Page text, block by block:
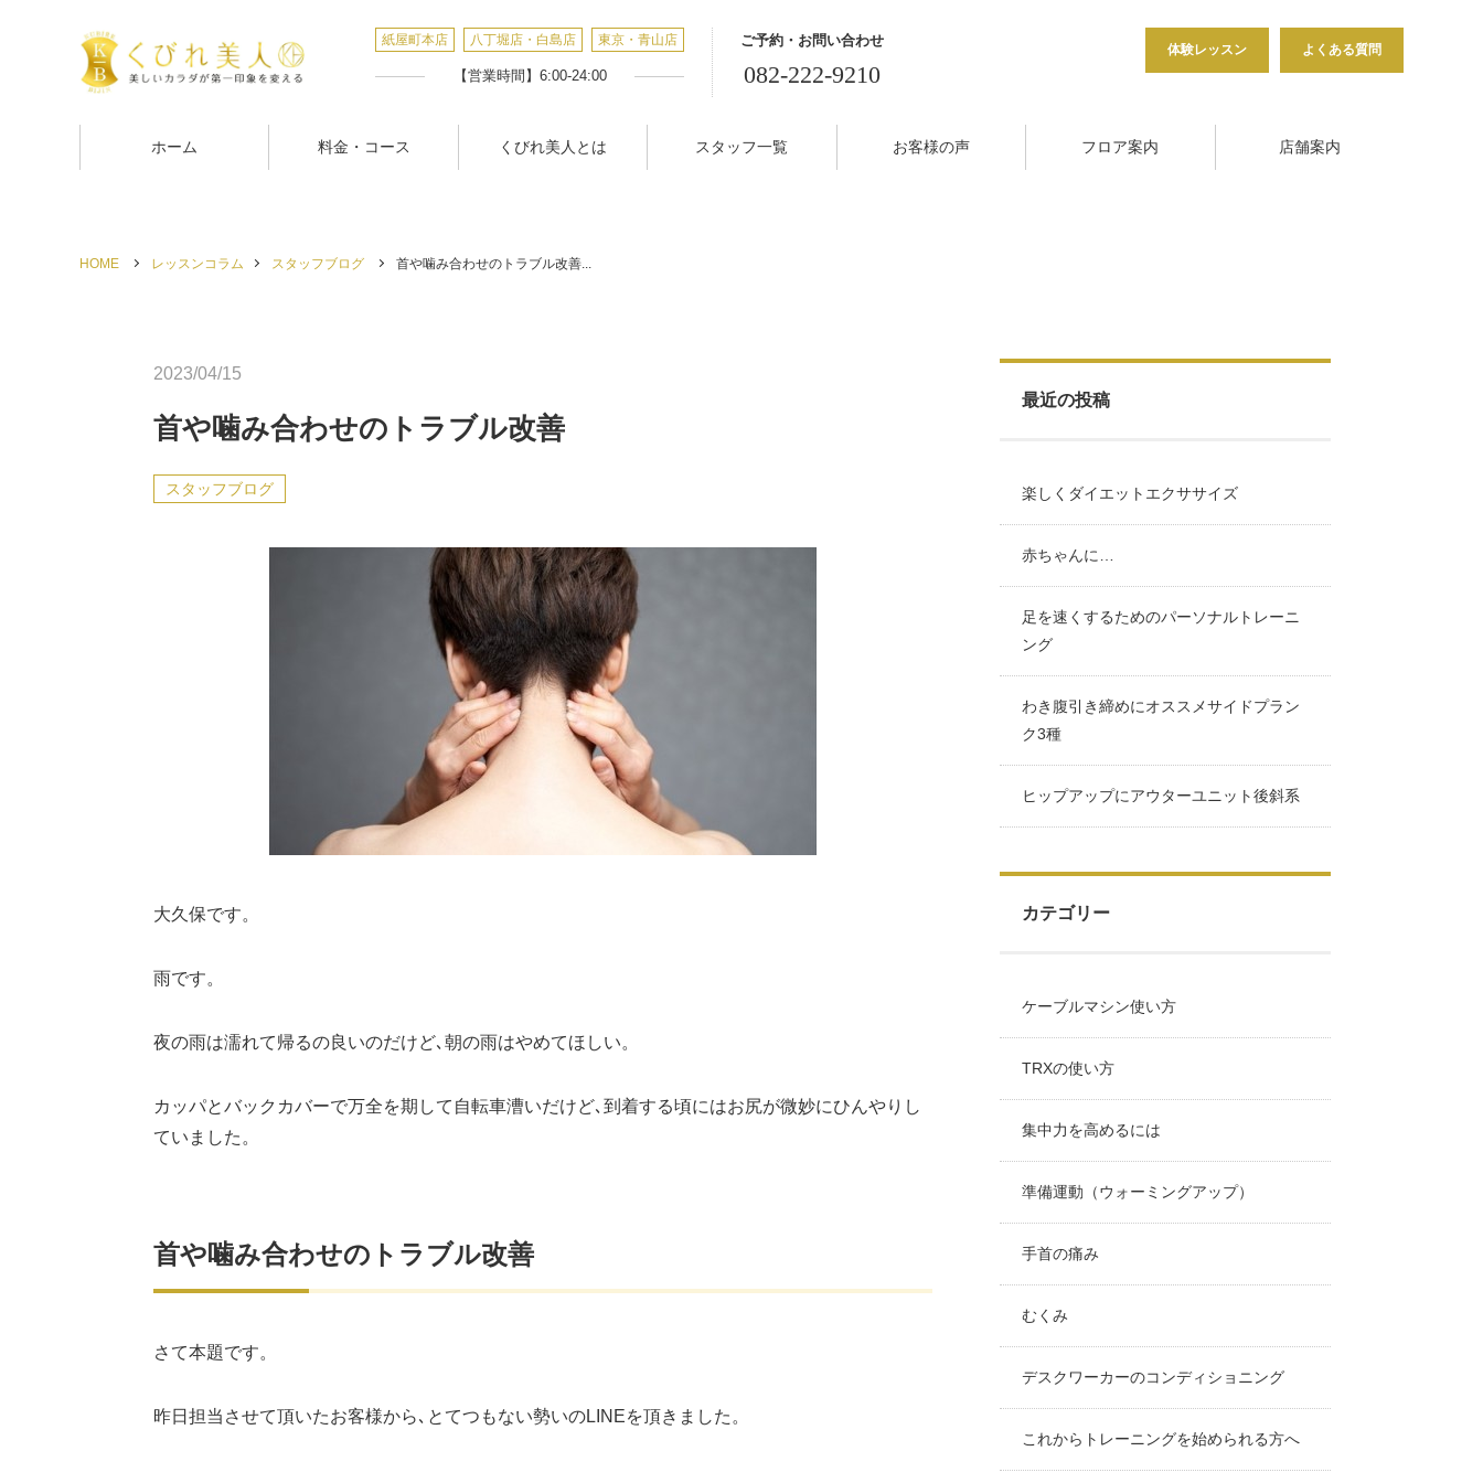
紙屋町本店 八丁堀店・白島店 東京・青山店
【営業時間】6:00-24:00
ご予約・お問い合わせ
082-222-9210
体験レッスン よくある質問
ホーム 料金・コース くびれ美人とは スタッフ一覧 お客様の声 フロア案内 店舗案内
HOME レッスンコラム スタッフブログ 首や噛み合わせのトラブル改善...
2023/04/15
首や噛み合わせのトラブル改善
スタッフブログ
大久保です。
雨です。
夜の雨は濡れて帰るの良いのだけど､朝の雨はやめてほしい。
カッパとバックカバーで万全を期して自転車漕いだけど､到着する頃にはお尻が微妙にひんやりし
ていました。
首や噛み合わせのトラブル改善
さて本題です。
昨日担当させて頂いたお客様から､とてつもない勢いのLINEを頂きました。
最近の投稿
楽しくダイエットエクササイズ
赤ちゃんに…
足を速くするためのパーソナルトレーニ
ング
わき腹引き締めにオススメサイドプラン
ク3種
ヒップアップにアウターユニット後斜系
カテゴリー
ケーブルマシン使い方
TRXの使い方
集中力を高めるには
準備運動（ウォーミングアップ）
手首の痛み
むくみ
デスクワーカーのコンディショニング
これからトレーニングを始められる方へ